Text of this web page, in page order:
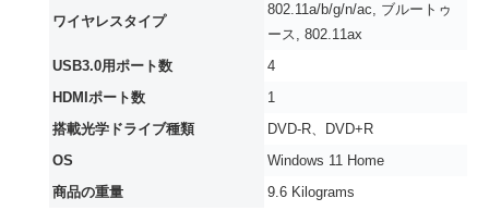
ワイヤレスタイプ
‎802.11a/b/g/n/ac, ブルートゥ
ース, 802.11ax
USB3.0用ポート数
‎4
HDMIポート数
‎1
搭載光学ドライブ種類
‎DVD-R、DVD+R
OS
‎Windows 11 Home
商品の重量
‎9.6 Kilograms